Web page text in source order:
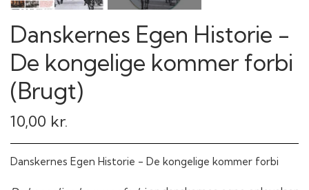
Danskernes Egen Historie -
De kongelige kommer forbi
(Brugt)
10,00 kr.
Danskernes Egen Historie - De kongelige kommer forbi